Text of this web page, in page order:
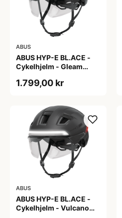
ABUS
ABUS HYP-E BL.ACE -
Cykelhjelm - Gleam
1.799,00 kr
ABUS
ABUS HYP-E BL.ACE -
Cykelhjelm - Vulcano